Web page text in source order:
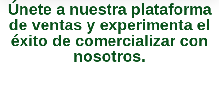
Únete a nuestra plataforma
de ventas y experimenta el
éxito de comercializar con
nosotros.